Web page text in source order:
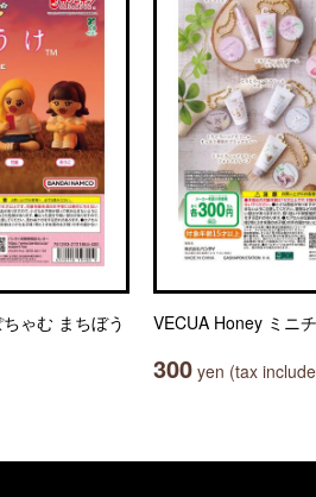
ゃむ まちぼう
VECUA Honey ミニ
300 yen (tax